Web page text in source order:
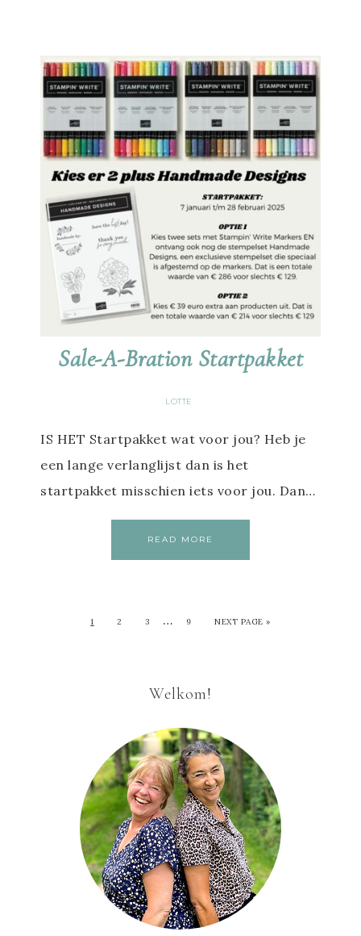
Sale-A-Bration Startpakket
LOTTE
IS HET Startpakket wat voor jou? Heb je
een lange verlanglijst dan is het
startpakket misschien iets voor jou. Dan…
READ MORE
1 2 3 … 9 NEXT PAGE »
Welkom!